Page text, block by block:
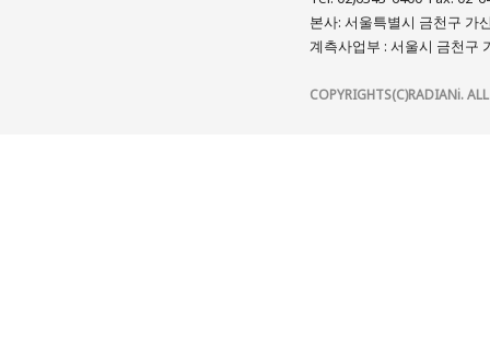
본사: 서울특별시 금천구 가
계측사업부 : 서울시 금천구
COPYRIGHTS(C)RADIANi. ALL